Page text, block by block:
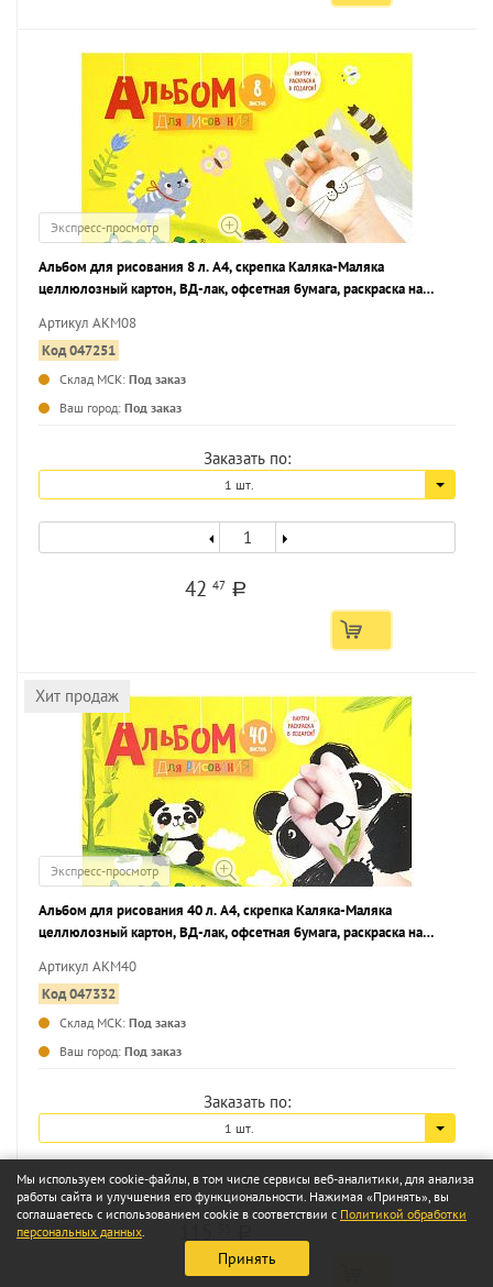
Экспресс-просмотр
Альбом для рисования 8 л. А4, скрепка Каляка-Маляка
целлюлозный картон, ВД-лак, офсетная бумага, раскраска на
Артикул АКМ08
Код 047251
Склад МСК: Под заказ
Ваш город: Под заказ
Заказать по:
1 шт.
4247 a
Хит продаж
Экспресс-просмотр
Альбом для рисования 40 л. А4, скрепка Каляка-Маляка
целлюлозный картон, ВД-лак, офсетная бумага, раскраска на
Артикул АКМ40
Код 047332
Склад МСК: Под заказ
Ваш город: Под заказ
Заказать по:
1 шт.
Мы используем cookie-файлы, в том числе сервисы веб-аналитики, для анализа
работы сайта и улучшения его функциональности. Нажимая «Принять», вы
соглашаетесь с использованием cookie в соответствии с Политикой обработки
персональных данных.
Принять